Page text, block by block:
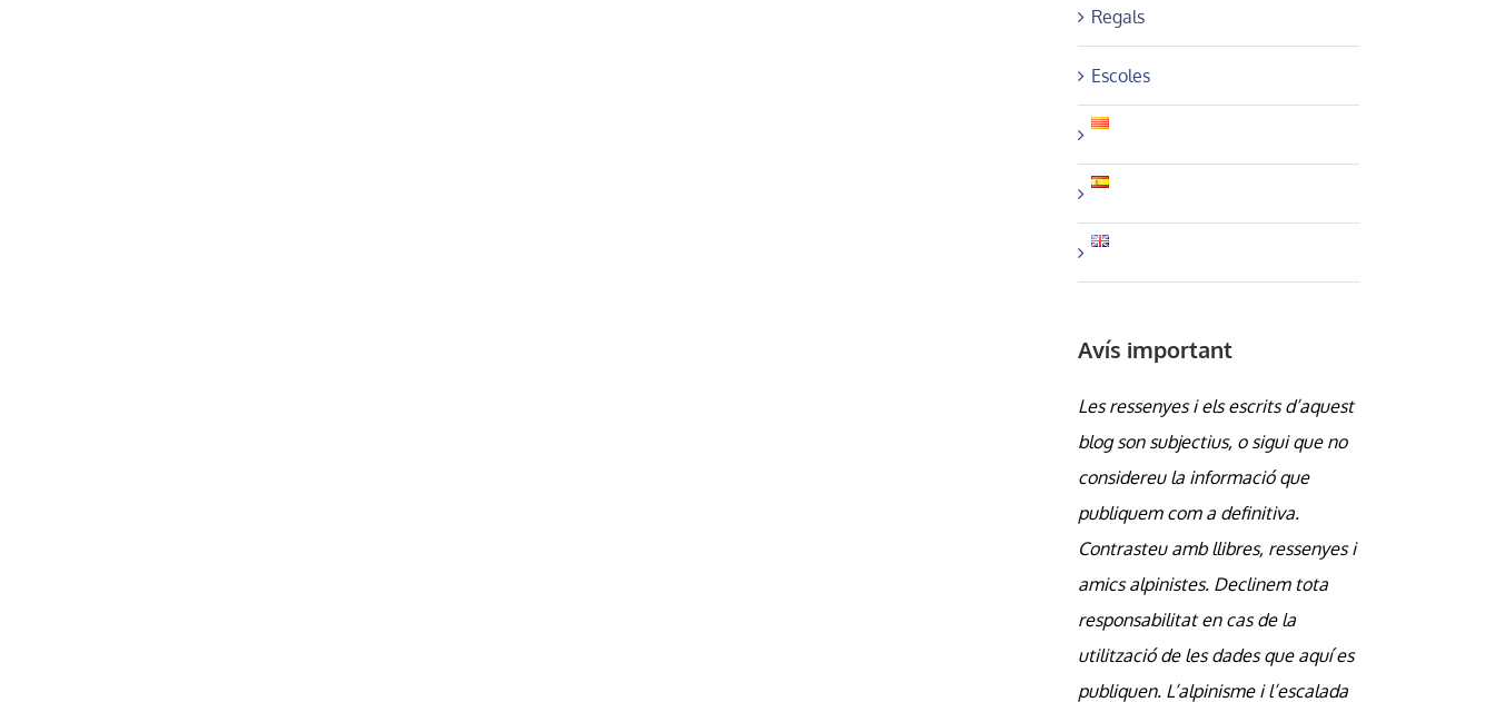
Regals
Escoles
Avís important
Les ressenyes i els escrits d’aquest
blog son subjectius, o sigui que no
considereu la informació que
publiquem com a definitiva.
Contrasteu amb llibres, ressenyes i
amics alpinistes. Declinem tota
responsabilitat en cas de la
utilització de les dades que aquí es
publiquen. L’alpinisme i l’escalada